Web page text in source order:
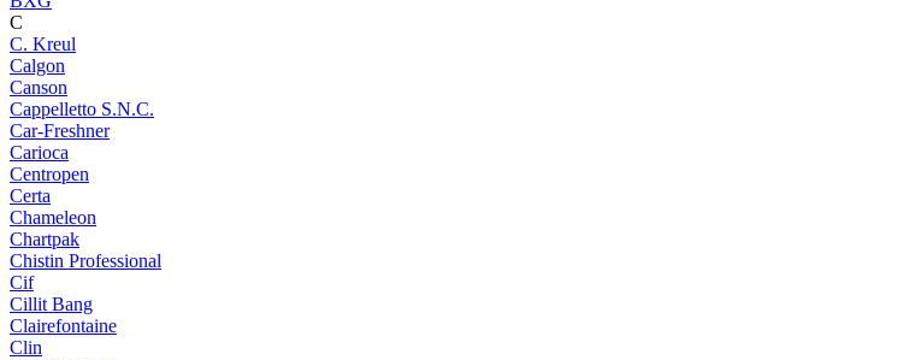
C
C. Kreul
Calgon
Canson
Cappelletto S.N.C.
Car-Freshner
Carioca
Centropen
Certa
Chameleon
Chartpak
Chistin Professional
Cif
Cillit Bang
Clairefontaine
Clin